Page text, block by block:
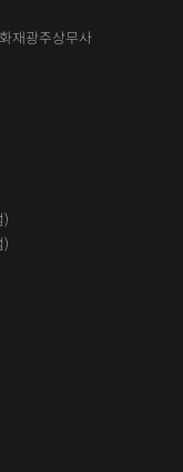
재광주상무사
)
)